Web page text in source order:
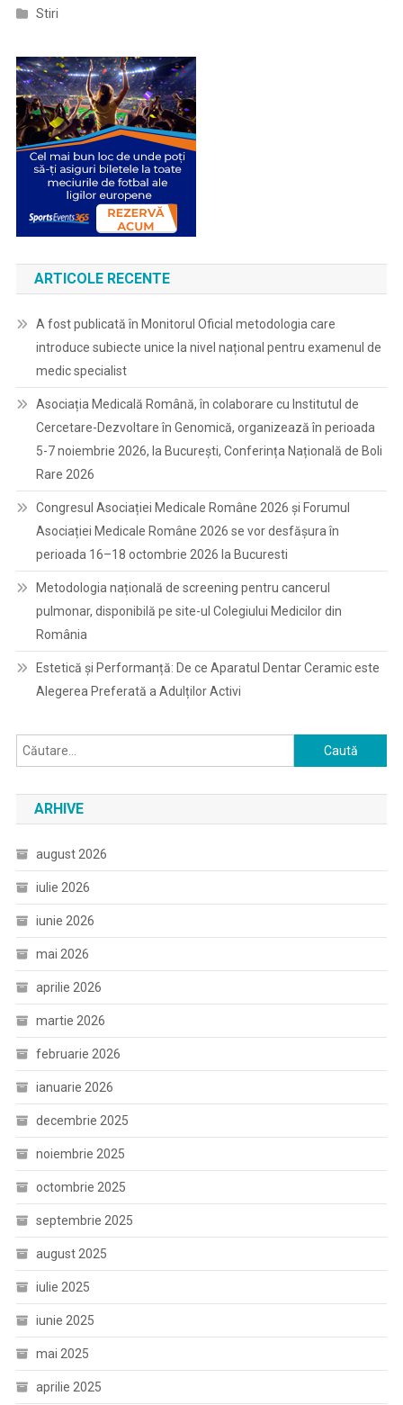
Stiri
ARTICOLE RECENTE
A fost publicată în Monitorul Oficial metodologia care
introduce subiecte unice la nivel național pentru examenul de
medic specialist
Asociația Medicală Română, în colaborare cu Institutul de
Cercetare-Dezvoltare în Genomică, organizează în perioada
5-7 noiembrie 2026, la București, Conferința Națională de Boli
Rare 2026
Congresul Asociației Medicale Române 2026 și Forumul
Asociației Medicale Române 2026 se vor desfășura în
perioada 16–18 octombrie 2026 la Bucuresti
Metodologia națională de screening pentru cancerul
pulmonar, disponibilă pe site-ul Colegiului Medicilor din
România
Estetică și Performanță: De ce Aparatul Dentar Ceramic este
Alegerea Preferată a Adulților Activi
Caută
după:
ARHIVE
august 2026
iulie 2026
iunie 2026
mai 2026
aprilie 2026
martie 2026
februarie 2026
ianuarie 2026
decembrie 2025
noiembrie 2025
octombrie 2025
septembrie 2025
august 2025
iulie 2025
iunie 2025
mai 2025
aprilie 2025